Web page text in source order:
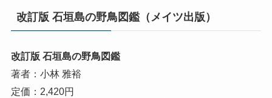
改訂版 石垣島の野鳥図鑑（メイツ出版）
改訂版 石垣島の野鳥図鑑
著者：小林 雅裕
定価：2,420円